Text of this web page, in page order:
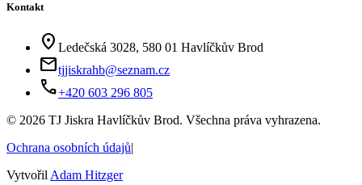
Kontakt
location_on Ledečská 3028, 580 01 Havlíčkův Brod
mailtjjiskrahb@seznam.cz
phone+420 603 296 805
© 2026 TJ Jiskra Havlíčkův Brod. Všechna práva vyhrazena.
Ochrana osobních údajů|
Vytvořil Adam Hitzger